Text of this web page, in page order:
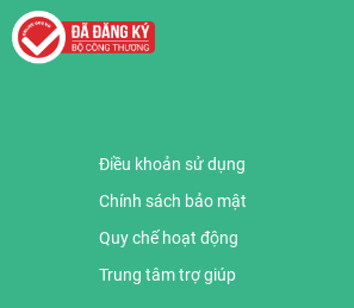
Điều khoản sử dụng
Chính sách bảo mật
Quy chế hoạt động
Trung tâm trợ giúp